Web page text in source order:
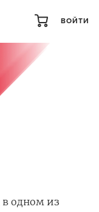
ВОЙТИ
одном из